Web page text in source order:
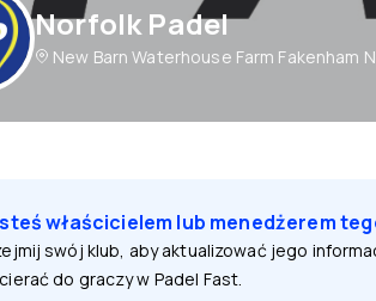
Norfolk Padel
New Barn Waterhouse Farm Fakenham
właścicielem lub menedżerem
swój klub, aby aktualizować jego
do graczy w Padel Fast.